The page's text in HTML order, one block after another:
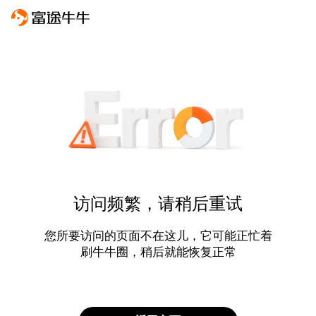
访问频繁，请稍后重试
您所要访问的页面不在这儿，它可能正忙着
刷牛牛圈，稍后就能恢复正常